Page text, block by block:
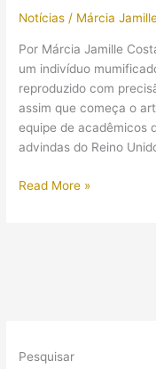
Notícias / Márcia
Por Márcia Jamille
um indivíduo
reproduzido com
assim que começa o
equipe de acadêmicos
advindas do Reino
A
múmia
Read More »
Pesquisar